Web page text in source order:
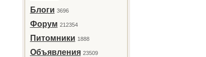
Блоги 3696
Форум 212354
Питомники 1888
Объявления 23509